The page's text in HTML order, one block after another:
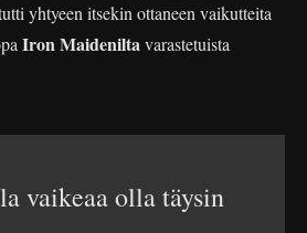
yhtyeen itsekin ottaneen vaikutteita
Iron Maideniltavarastetuista
vaikeaa olla täysin